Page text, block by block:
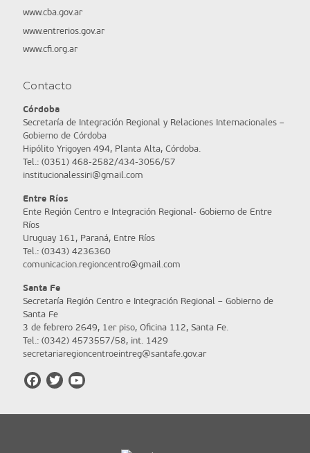
www.cba.gov.ar
www.entrerios.gov.ar
www.cfi.org.ar
Contacto
Córdoba
Secretaría de Integración Regional y Relaciones Internacionales –
Gobierno de Córdoba
Hipólito Yrigoyen 494, Planta Alta, Córdoba.
Tel.: (0351) 468-2582/434-3056/57
institucionalessiri@gmail.com
Entre Ríos
Ente Región Centro e Integración Regional- Gobierno de Entre
Ríos
Uruguay 161, Paraná, Entre Ríos
Tel.: (0343) 4236360
comunicacion.regioncentro@gmail.com
Santa Fe
Secretaría Región Centro e Integración Regional – Gobierno de
Santa Fe
3 de febrero 2649, 1er piso, Oficina 112, Santa Fe.
Tel.: (0342) 4573557/58, int. 1429
secretariaregioncentroeintreg@santafe.gov.ar